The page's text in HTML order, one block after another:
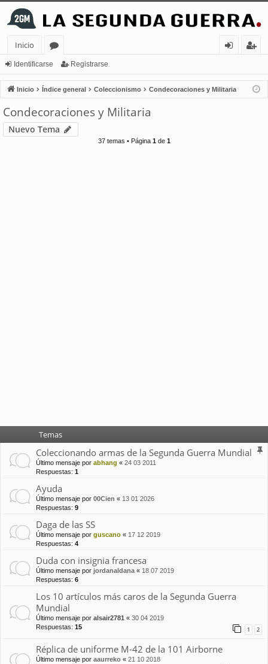
Inicio
or
os
nt
ifi
ist
ra
Identificarse Registrarse
Inicio Índice general Coleccionismo Condecoraciones y Militaria
Condecoraciones y Militaria
Nuevo Tema
37 temas • Página 1de 1
Temas
Coleccionando armas de la Segunda Guerra Mundial
Último mensaje por abhang « 24 03 2011
Respuestas: 1
Ayuda
Último mensaje por 00Cien « 13 01 2026
Respuestas: 9
Daga de las SS
Último mensaje por guscano « 17 12 2019
Respuestas: 4
Duda con insignia francesa
Último mensaje por jordanaldana « 18 07 2019
Respuestas: 6
Los 10 artículos más caros de la Segunda Guerra
Mundial
Último mensaje por alsair2781 « 30 04 2019
Respuestas: 15 1 2
Réplica de uniforme M-42 de la 101 Airborne
Último mensaje por aaurreko « 21 10 2018